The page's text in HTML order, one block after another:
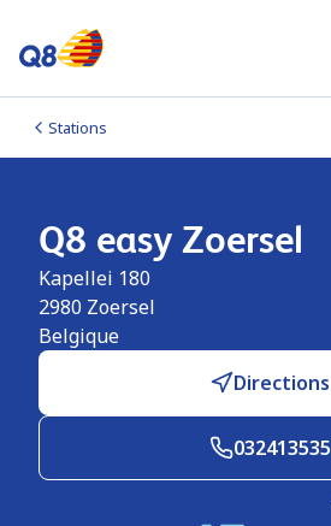
Stations
Q8 easy Zoersel
Kapellei 180
2980 Zoersel
Belgique
Directions
032413535